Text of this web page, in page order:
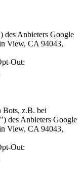
des Anbieters Google
View, CA 94043,
Out:
Bots, z.B. bei
des Anbieters Google
View, CA 94043,
Out: